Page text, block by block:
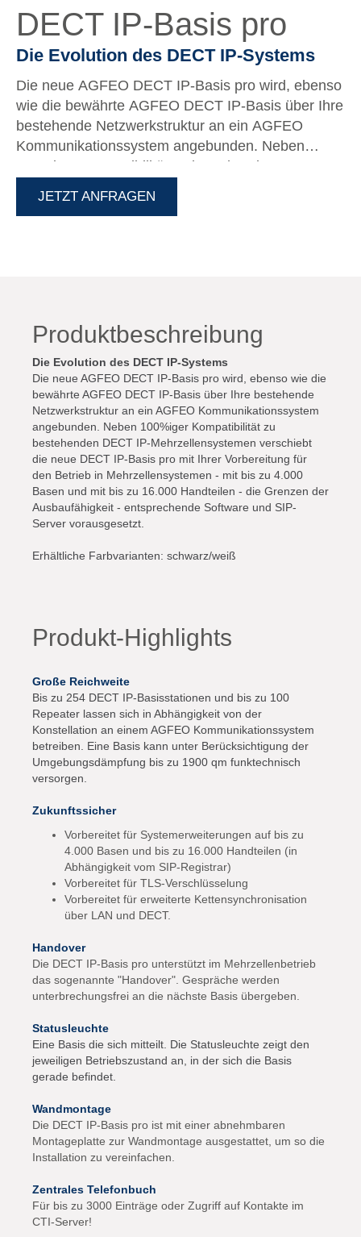
DECT IP-Basis pro
Die Evolution des DECT IP-Systems
Die neue AGFEO DECT IP-Basis pro wird, ebenso
wie die bewährte AGFEO DECT IP-Basis über Ihre
bestehende Netzwerkstruktur an ein AGFEO
Kommunikationssystem angebunden. Neben
100%iger Kompatibilität zu bestehenden DECT IP-
JETZT ANFRAGEN
Produktbeschreibung
Die Evolution des DECT IP-Systems
Die neue AGFEO DECT IP-Basis pro wird, ebenso wie die
bewährte AGFEO DECT IP-Basis über Ihre bestehende
Netzwerkstruktur an ein AGFEO Kommunikationssystem
angebunden. Neben 100%iger Kompatibilität zu
bestehenden DECT IP-Mehrzellensystemen verschiebt
die neue DECT IP-Basis pro mit Ihrer Vorbereitung für
den Betrieb in Mehrzellensystemen - mit bis zu 4.000
Basen und mit bis zu 16.000 Handteilen - die Grenzen der
Ausbaufähigkeit - entsprechende Software und SIP-
Server vorausgesetzt.
Erhältliche Farbvarianten: schwarz/weiß
Produkt-Highlights
Große Reichweite
Bis zu 254 DECT IP-Basisstationen und bis zu 100
Repeater lassen sich in Abhängigkeit von der
Konstellation an einem AGFEO Kommunikationssystem
betreiben. Eine Basis kann unter Berücksichtigung der
Umgebungsdämpfung bis zu 1900 qm funktechnisch
versorgen.
Zukunftssicher
Vorbereitet für Systemerweiterungen auf bis zu
4.000 Basen und bis zu 16.000 Handteilen (in
Abhängigkeit vom SIP-Registrar)
Vorbereitet für TLS-Verschlüsselung
Vorbereitet für erweiterte Kettensynchronisation
über LAN und DECT.
Handover
Die DECT IP-Basis pro unterstützt im Mehrzellenbetrieb
das sogenannte "Handover". Gespräche werden
unterbrechungsfrei an die nächste Basis übergeben.
Statusleuchte
Eine Basis die sich mitteilt. Die Statusleuchte zeigt den
jeweiligen Betriebszustand an, in der sich die Basis
gerade befindet.
Wandmontage
Die DECT IP-Basis pro ist mit einer abnehmbaren
Montageplatte zur Wandmontage ausgestattet, um so die
Installation zu vereinfachen.
Zentrales Telefonbuch
Für bis zu 3000 Einträge oder Zugriff auf Kontakte im
CTI-Server!